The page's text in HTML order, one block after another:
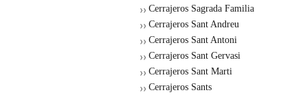
Cerrajeros Sagrada Familia
Cerrajeros Sant Andreu
Cerrajeros Sant Antoni
Cerrajeros Sant Gervasi
Cerrajeros Sant Marti
Cerrajeros Sants